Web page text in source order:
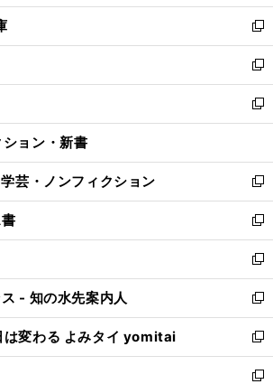
ン
ド
ウ
で
開
く
ウ
ィ
ン
ド
ウ
で
開
し
い
ウ
ィ
ン
ド
ウ
開
く
新
し
い
ウ
ィ
ン
ウ
で
開
く
新
し
い
ウ
ン
ド
ウ
で
開
く
新
し
ウ
ィ
ン
ド
ウ
で
開
く
ョン・新書
芸・ノンフィクション
新
し
い
ウ
ィ
ン
ド
ウ
で
開
く
新
し
い
ウ
ィ
ン
ド
ウ
で
新
し
い
ウ
ィ
ン
ド
- 知の水先案内人
新
し
い
ウ
ィ
は変わる よみタイ yomitai
新
し
い
新